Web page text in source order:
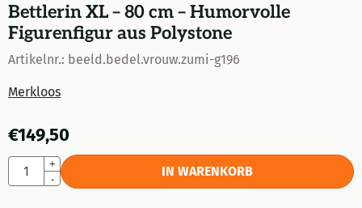
Bettlerin XL – 80 cm – Humorvolle
Figurenfigur aus Polystone
Artikelnr.: beeld.bedel.vrouw.zumi-g196
Merkloos
€149,50
Anzahl
+
-
IN WARENKORB